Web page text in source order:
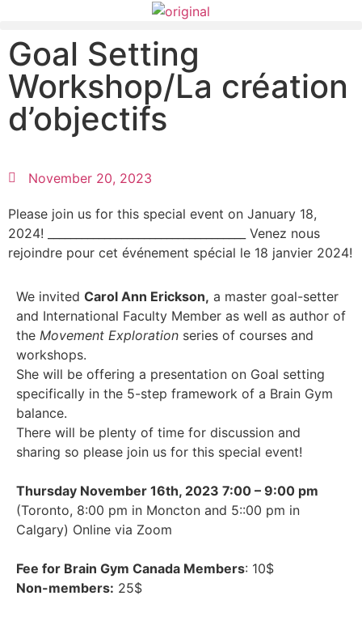
Goal Setting
Workshop/La création
d’objectifs
November 20, 2023
Please join us for this special event on January 18,
2024! ___________________________________ Venez nous
rejoindre pour cet événement spécial le 18 janvier 2024!
We invited Carol Ann Erickson, a master goal-setter
and International Faculty Member as well as author of
the Movement Exploration series of courses and
workshops.
She will be offering a presentation on Goal setting
specifically in the 5-step framework of a Brain Gym
balance.
There will be plenty of time for discussion and
sharing so please join us for this special event!
Thursday November 16th, 2023 7:00 – 9:00 pm
(Toronto, 8:00 pm in Moncton and 5::00 pm in
Calgary) Online via Zoom
Fee for Brain Gym Canada Members: 10$
Non-members: 25$